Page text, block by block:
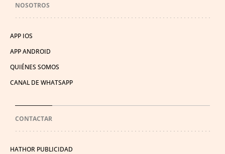
NOSOTROS
APP IOS
APP ANDROID
QUIÉNES SOMOS
CANAL DE WHATSAPP
CONTACTAR
HATHOR PUBLICIDAD